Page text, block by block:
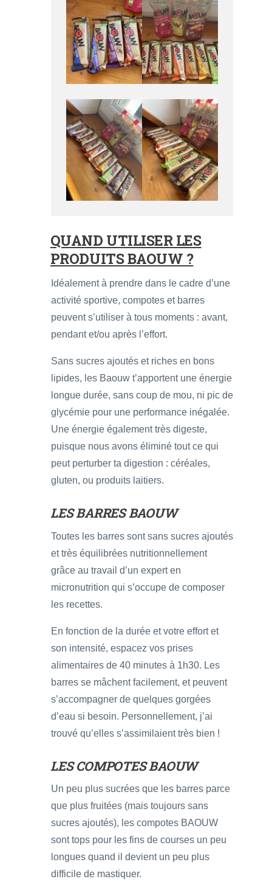
QUAND UTILISER LES
PRODUITS BAOUW ?
Idéalement à prendre dans le cadre d’une
activité sportive, compotes et barres
peuvent s’utiliser à tous moments : avant,
pendant et/ou après l’effort.
Sans sucres ajoutés et riches en bons
lipides, les Baouw t’apportent une énergie
longue durée, sans coup de mou, ni pic de
glycémie pour une performance inégalée.
Une énergie également très digeste,
puisque nous avons éliminé tout ce qui
peut perturber ta digestion : céréales,
gluten, ou produits laitiers.
LES BARRES BAOUW
Toutes les barres sont sans sucres ajoutés
et très équilibrées nutritionnellement
grâce au travail d’un expert en
micronutrition qui s’occupe de composer
les recettes.
En fonction de la durée et votre effort et
son intensité, espacez vos prises
alimentaires de 40 minutes à 1h30. Les
barres se mâchent facilement, et peuvent
s’accompagner de quelques gorgées
d’eau si besoin. Personnellement, j’ai
trouvé qu’elles s’assimilaient très bien !
LES COMPOTES BAOUW
Un peu plus sucrées que les barres parce
que plus fruitées (mais toujours sans
sucres ajoutés), les compotes BAOUW
sont tops pour les fins de courses un peu
longues quand il devient un peu plus
difficile de mastiquer.